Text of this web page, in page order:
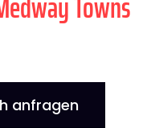
anfragen